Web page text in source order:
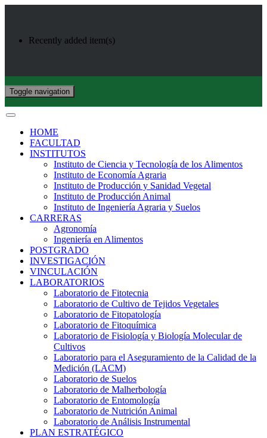
Recently added item(s)
Toggle navigation
HOME
FACULTAD
INSTITUTOS
Instituto de Ciencia y Tecnología de los Alimentos
Instituto de Economía Agraria
Instituto de Producción y Sanidad Vegetal
Instituto de Producción Animal
Instituto de Ingeniería Agraria y Suelos
CARRERAS
Agronomía
Ingeniería en Alimentos
POSTGRADO
INVESTIGACIÓN
VINCULACIÓN
LABORATORIOS
Laboratorio de Fitotecnia
Laboratorio de Cultivo de Tejidos Vegetales
Laboratorio de Fitopatología
Laboratorio de Fitoquímica
Laboratorio de Fisiología y Biología Molecular de
Cultivos
Laboratorio para el Aseguramiento de la Calidad de la
Medición (LACM)
Laboratorio de Suelos
Laboratorio de Malherbología
Laboratorio de Entomología
Laboratorio de Nutrición Animal
Laboratorio de Análisis Instrumental
PLAN ESTRATÉGICO